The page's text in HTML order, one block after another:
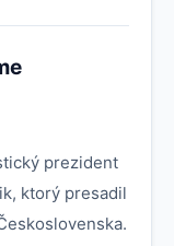
prezident
ktorý presadil